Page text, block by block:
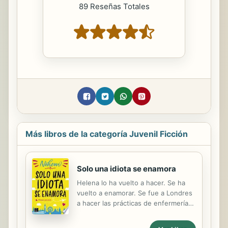
89 Reseñas Totales
Más libros de la categoría Juvenil Ficción
Solo una idiota se enamora
Helena lo ha vuelto a hacer. Se ha
vuelto a enamorar. Se fue a Londres
a hacer las prácticas de enfermería
otra vez, y esta vez es peor que